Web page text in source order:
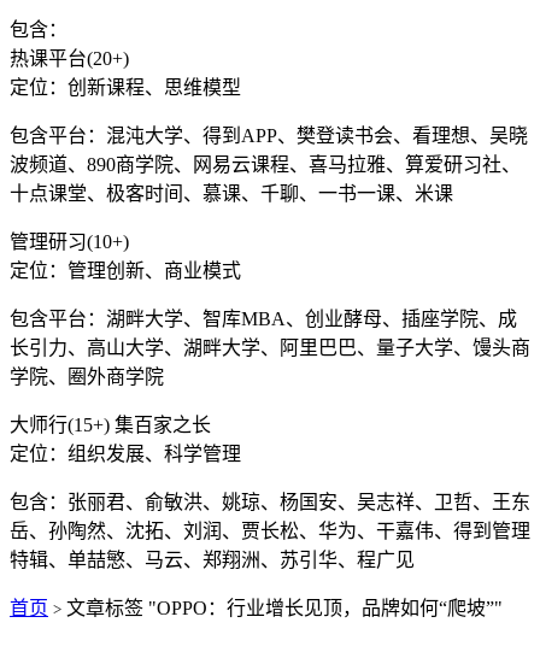
包含：
热课平台(20+)
定位：创新课程、思维模型
包含平台：混沌大学、得到APP、樊登读书会、看理想、吴晓
波频道、890商学院、网易云课程、喜马拉雅、算爱研习社、
十点课堂、极客时间、慕课、千聊、一书一课、米课
管理研习(10+)
定位：管理创新、商业模式
包含平台：湖畔大学、智库MBA、创业酵母、插座学院、成
长引力、高山大学、湖畔大学、阿里巴巴、量子大学、馒头商
学院、圈外商学院
大师行(15+) 集百家之长
定位：组织发展、科学管理
包含：张丽君、俞敏洪、姚琼、杨国安、吴志祥、卫哲、王东
岳、孙陶然、沈拓、刘润、贾长松、华为、干嘉伟、得到管理
特辑、单喆慜、马云、郑翔洲、苏引华、程广见
首页 > 文章标签 "OPPO：行业增长见顶，品牌如何“爬坡”"